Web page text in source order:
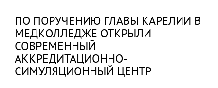
ПО ПОРУЧЕНИЮ ГЛАВЫ КАРЕЛИИ В
МЕДКОЛЛЕДЖЕ ОТКРЫЛИ
СОВРЕМЕННЫЙ
АККРЕДИТАЦИОННО-
СИМУЛЯЦИОННЫЙ ЦЕНТР